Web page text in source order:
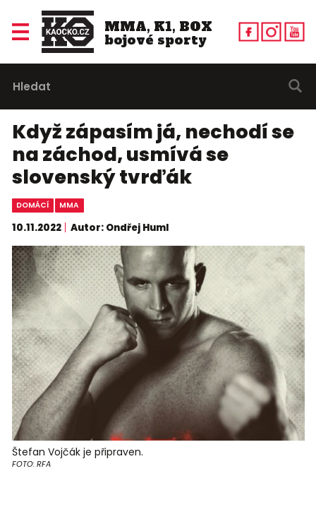
MMA, K1, BOX
bojové sporty
Když zápasím já, nechodí se
na záchod, usmívá se
slovenský tvrďák
DOMÁCÍ MMA
10.11.2022 Autor: Ondřej Huml
Štefan Vojčák je připraven.
FOTO: RFA